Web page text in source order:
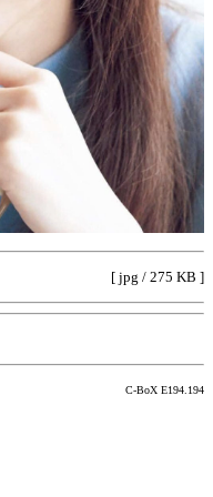
[ jpg / 275 KB ]
C-BoX E194.194